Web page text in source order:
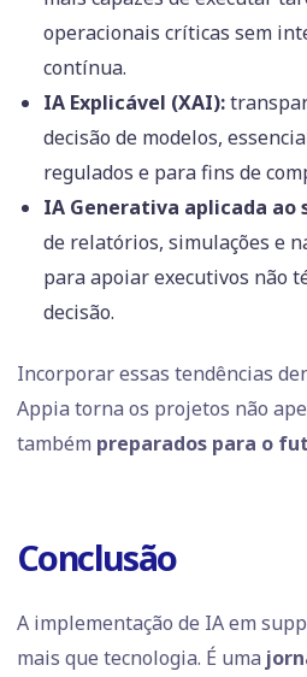
operacionais críticas sem
contínua.
IA Explicável (XAI):
decisão de modelos,
regulados e para fins de
IA Generativa aplicada ao
de relatórios, simulações e
para apoiar executivos não
decisão.
Incorporar essas tendências
Appia torna os projetos não
também preparados para o
Conclusão
A implementação de IA em
mais que tecnologia. É uma